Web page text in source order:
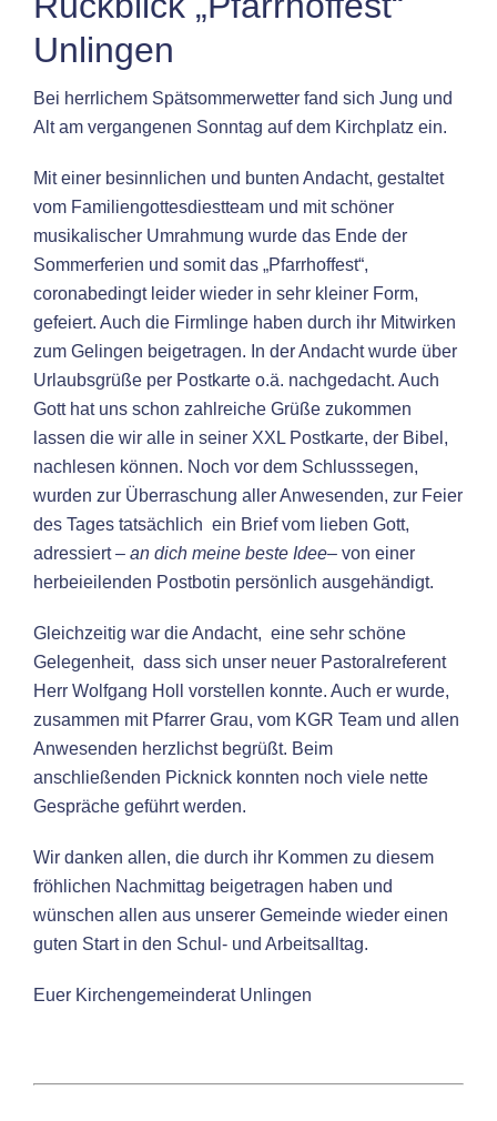
Unlingen
Bei herrlichem Spätsommerwetter fand sich Jung und
Alt am vergangenen Sonntag auf dem Kirchplatz ein.
Mit einer besinnlichen und bunten Andacht, gestaltet
vom Familiengottesdiestteam und mit schöner
musikalischer Umrahmung wurde das Ende der
Sommerferien und somit das „Pfarrhoffest“,
coronabedingt leider wieder in sehr kleiner Form,
gefeiert. Auch die Firmlinge haben durch ihr Mitwirken
zum Gelingen beigetragen. In der Andacht wurde über
Urlaubsgrüße per Postkarte o.ä. nachgedacht. Auch
Gott hat uns schon zahlreiche Grüße zukommen
lassen die wir alle in seiner XXL Postkarte, der Bibel,
nachlesen können. Noch vor dem Schlusssegen,
wurden zur Überraschung aller Anwesenden, zur Feier
des Tages tatsächlich ein Brief vom lieben Gott,
adressiert– an dich meine beste Idee– von einer
herbeieilenden Postbotin persönlich ausgehändigt.
Gleichzeitig war die Andacht, eine sehr schöne
Gelegenheit, dass sich unser neuer Pastoralreferent
Herr Wolfgang Holl vorstellen konnte. Auch er wurde,
zusammen mit Pfarrer Grau, vom KGR Team und allen
Anwesenden herzlichst begrüßt. Beim
anschließenden Picknick konnten noch viele nette
Gespräche geführt werden.
Wir danken allen, die durch ihr Kommen zu diesem
fröhlichen Nachmittag beigetragen haben und
wünschen allen aus unserer Gemeinde wieder einen
guten Start in den Schul- und Arbeitsalltag.
Euer Kirchengemeinderat Unlingen